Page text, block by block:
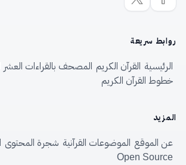
روابط سريعة
الرئيسية القرآن الكريم المصحف بالقراءات العشر
خطوط القرآن الكريم
المزيد
عن الموقع الموضوعات القرآنية شجرة المحتوى
Open Source